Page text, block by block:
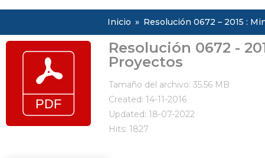
Inicio » Resolución 0672 – 2015 :
Resolución 0672 -
Proyectos
Tamaño del archivo: 35.56 MB
Created: 14-11-2016
Updated: 18-07-2022
Hits: 1827